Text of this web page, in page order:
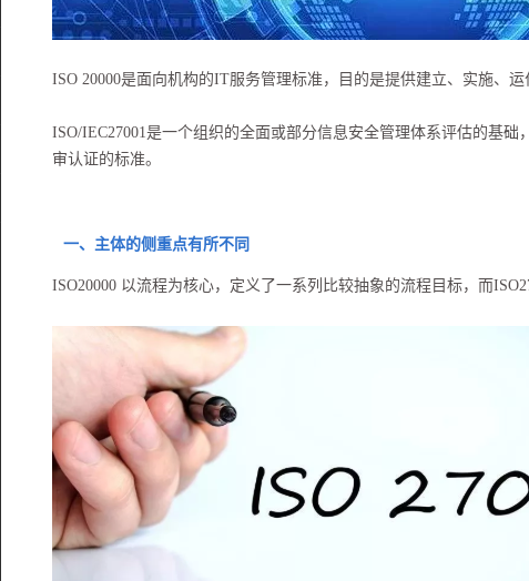
ISO 20000是面向机构的IT服务管理标准，目的是提供建立、实施、
ISO/IEC27001是一个组织的全面或部分信息安全管理体系评估的基
审认证的标准。
一、主体的侧重点有所不同
ISO20000 以流程为核心，定义了一系列比较抽象的流程目标，而